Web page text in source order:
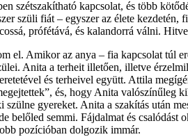
szétszakítható kapcsolat, és több
szüli fiát – egyszer az élete
prófétává, és kalandorrá válni.
el. Amikor az anya – fia kapcsolat túl
Anita a terheit illetően, illetve
és terheivel együtt. Attila
és, hogy Anita valószínűleg
szülne gyereket. Anita a szakítás után
belőled semmi. Fájdalmat és
pozícióban dolgozik immár.